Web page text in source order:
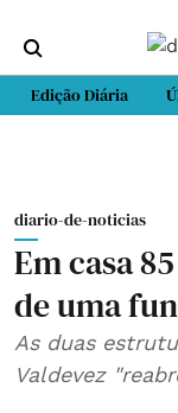
Edição Diária
diario-de-noticias
Em casa
de uma
As duas
Valdevez